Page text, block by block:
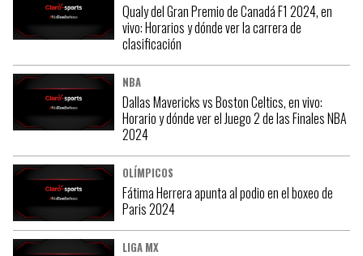
Qualy del Gran Premio de Canadá F1 2024, en
vivo: Horarios y dónde ver la carrera de
clasificación
NBA
Dallas Mavericks vs Boston Celtics, en vivo:
Horario y dónde ver el Juego 2 de las Finales NBA
2024
OLÍMPICOS
Fátima Herrera apunta al podio en el boxeo de
Paris 2024
LIGA MX